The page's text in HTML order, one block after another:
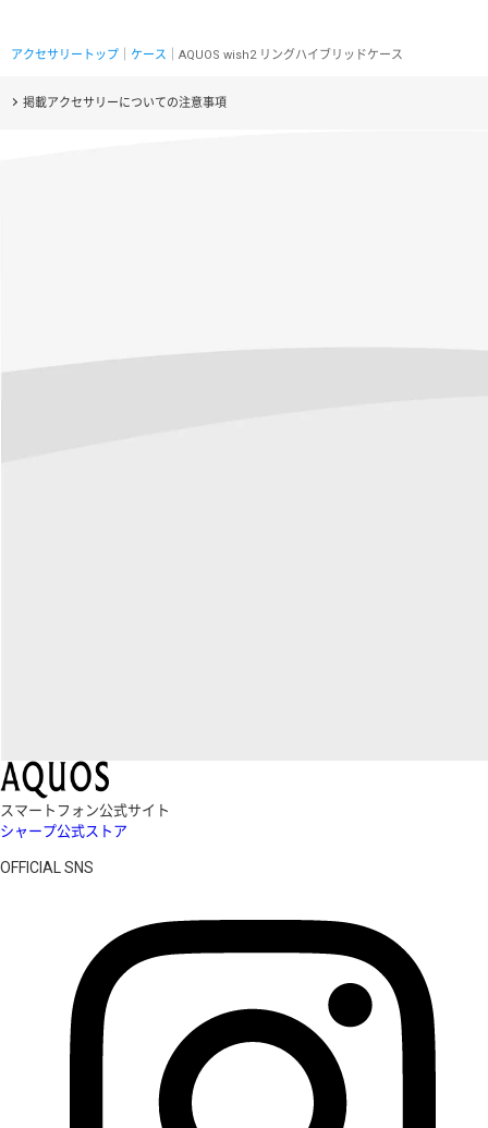
アクセサリートップ ケース ｜AQUOS wish2 リングハイブリッドケース
掲載アクセサリーについての注意事項
スマートフォン公式サイト
シャープ公式ストア
OFFICIAL SNS